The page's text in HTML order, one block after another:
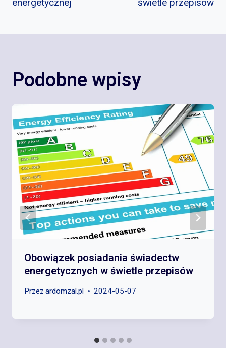
Podobne wpisy
Obowiązek posiadania świadectw
energetycznych w świetle przepisów
Przez ardomzal.pl 2024-05-07